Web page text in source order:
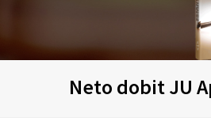
Neto dobit JU